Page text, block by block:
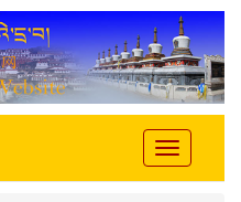
Toggle
navigation